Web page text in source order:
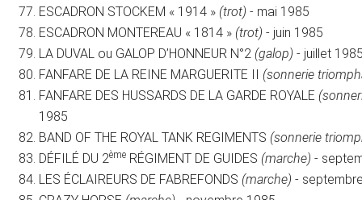
ESCADRON STOCKEM « 1914 » (trot) - mai 1985
ESCADRON MONTEREAU « 1814 » (trot) - juin 1985
LA DUVAL ou GALOP D’HONNEUR N°2 (galop) - juillet
FANFARE DE LA REINE MARGUERITE II (sonnerie
FANFARE DES HUSSARDS DE LA GARDE ROYALE
1985
BAND OF THE ROYAL TANK REGIMENTS (sonnerie
DÉFILÉ DU 2ème RÉGIMENT DE GUIDES (marche) -
LES ÉCLAIREURS DE FABREFONDS (marche) -